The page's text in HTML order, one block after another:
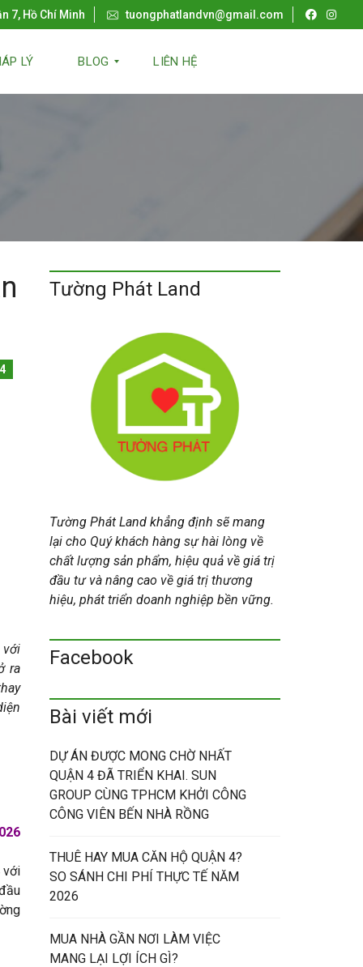
7, Hồ Chí Minh tuongphatlandvn@gmail.com
LÝ BLOG
N
Ả
N
LIÊN HỆ
với
ra
với
Tường Phát Land
Tường Phát Land khẳng định sẽ mang
lại cho Quý khách hàng sự hài lòng về
chất lượng sản phẩm, hiệu quả về giá trị
đầu tư và nâng cao về giá trị thương
hiệu, phát triển doanh nghiệp bền vững.
Facebook
Bài viết mới
DỰ ÁN ĐƯỢC MONG CHỜ NHẤT
QUẬN 4 ĐÃ TRIỂN KHAI. SUN
GROUP CÙNG TPHCM KHỞI CÔNG
CÔNG VIÊN BẾN NHÀ RỒNG
THUÊ HAY MUA CĂN HỘ QUẬN 4?
SO SÁNH CHI PHÍ THỰC TẾ NĂM
2026
MUA NHÀ GẦN NƠI LÀM VIỆC
MANG LẠI LỢI ÍCH GÌ?